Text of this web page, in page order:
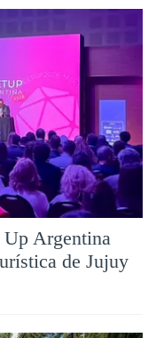
Argentina
de Jujuy